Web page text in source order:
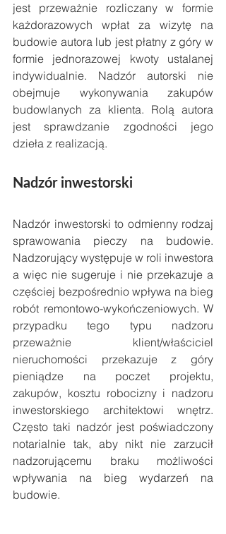
jest przeważnie rozliczany w formie
każdorazowych wpłat za wizytę na
budowie autora lub jest płatny z góry w
formie jednorazowej kwoty ustalanej
indywidualnie. Nadzór autorski nie
obejmuje wykonywania zakupów
budowlanych za klienta. Rolą autora
jest sprawdzanie zgodności jego
dzieła z realizacją.
Nadzór inwestorski
Nadzór inwestorski to odmienny rodzaj
sprawowania pieczy na budowie.
Nadzorujący występuje w roli inwestora
a więc nie sugeruje i nie przekazuje a
częściej bezpośrednio wpływa na bieg
robót remontowo-wykończeniowych. W
przypadku tego typu nadzoru
przeważnie klient/właściciel
nieruchomości przekazuje z góry
pieniądze na poczet projektu,
zakupów, kosztu robocizny i nadzoru
inwestorskiego architektowi wnętrz.
Często taki nadzór jest poświadczony
notarialnie tak, aby nikt nie zarzucił
nadzorującemu braku możliwości
wpływania na bieg wydarzeń na
budowie.